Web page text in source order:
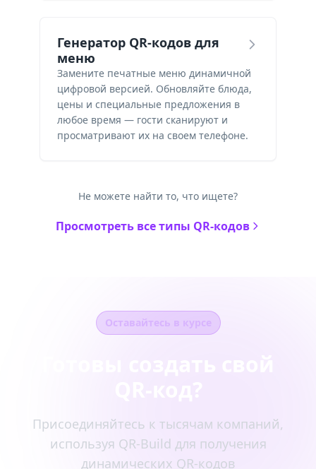
Генератор QR-кодов для
меню
Замените печатные меню динамичной
цифровой версией. Обновляйте блюда,
цены и специальные предложения в
любое время — гости сканируют и
просматривают их на своем телефоне.
Не можете найти то, что ищете?
Просмотреть все типы QR-кодов
Оставайтесь в курсе
Присоединяйтесь к тысячам компаний,
используя QR-Build для получения
динамических QR-кодов